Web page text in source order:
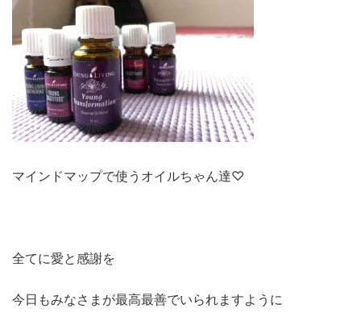
マインドマップで使うオイルちゃん達♡
全てに愛と感謝を
今日もみなさまが最高最善でいられますように